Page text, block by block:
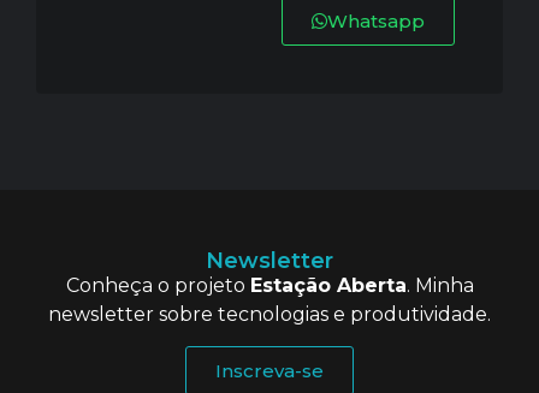
Whatsapp
Newsletter
Conheça o projeto Estação Aberta. Minha
newsletter sobre tecnologias e produtividade.
Inscreva-se